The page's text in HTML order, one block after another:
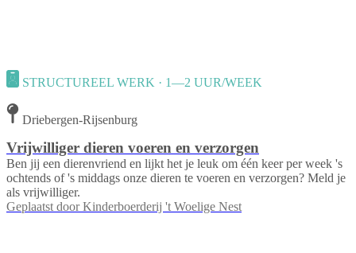
STRUCTUREEL WERK · 1—2 UUR/WEEK
Driebergen-Rijsenburg
Vrijwilliger dieren voeren en verzorgen
Ben jij een dierenvriend en lijkt het je leuk om één keer per week 's
ochtends of 's middags onze dieren te voeren en verzorgen? Meld je
als vrijwilliger.
Geplaatst door Kinderboerderij 't Woelige Nest